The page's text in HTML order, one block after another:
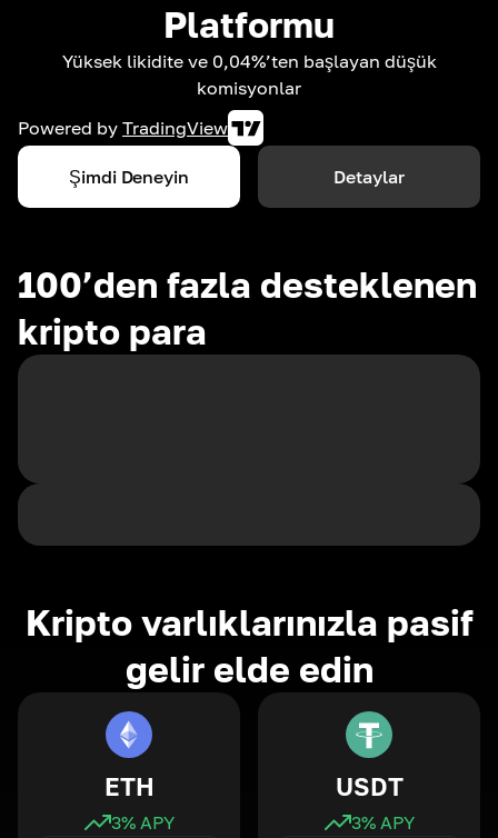
Platformu
Yüksek likidite ve 0,04%’ten başlayan düşük
komisyonlar
Powered by TradingView
Şimdi Deneyin Detaylar
100’den fazla desteklenen
kripto para
Kripto varlıklarınızla pasif
gelir elde edin
ETH
3% APY
USDT
3% APY